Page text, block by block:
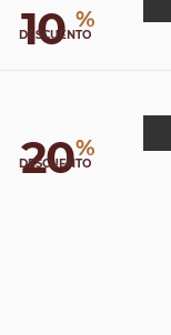
10 %
DESCUENTO
20%
DESCUENTO